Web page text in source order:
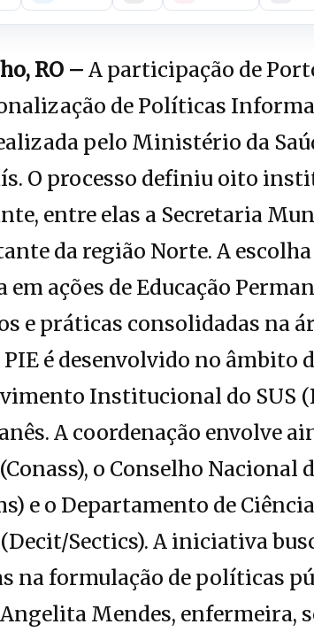
RO – A participação de
de Políticas
pelo Ministério da
O processo definiu oito
entre elas a Secretaria
da região Norte. A
em ações de Educação
e práticas consolidadas na
PIE é desenvolvido no âmbito
Institucional do SUS
A coordenação envolve
o Conselho
e o Departamento de
(Decit/Sectics). A iniciativa
na formulação de políticas
Mendes, enfermeira,